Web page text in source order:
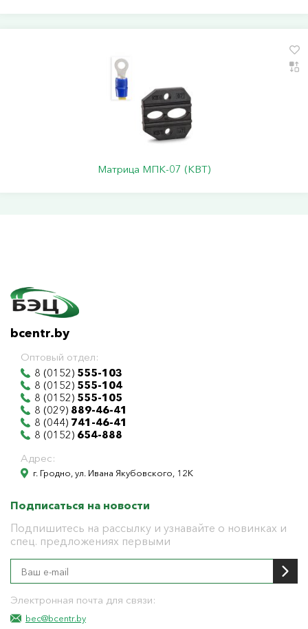
Матрица МПК-07 (КВТ)
bcentr.by
Оптовый отдел:
8 (0152) 555-103
8 (0152) 555-104
8 (0152) 555-105
8 (029) 889-46-41
8 (044) 741-46-41
8 (0152) 654-888
Адрес:
г. Гродно, ул. Ивана Якубовского, 12К
Подписаться на новости
Подпишитесь на рассылку и узнавайте о новинках и
спец. предложениях первыми
Электронная почта для связи:
bec@bcentr.by